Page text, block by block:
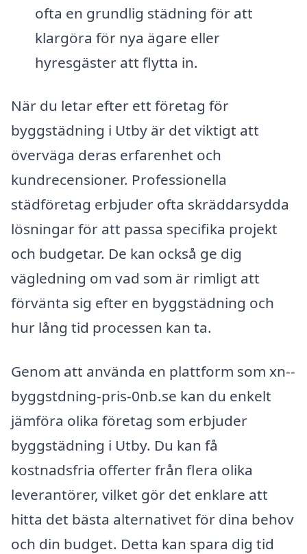
ofta en grundlig städning för att
klargöra för nya ägare eller
hyresgäster att flytta in.
När du letar efter ett företag för
byggstädning i Utby är det viktigt att
överväga deras erfarenhet och
kundrecensioner. Professionella
städföretag erbjuder ofta skräddarsydda
lösningar för att passa specifika projekt
och budgetar. De kan också ge dig
vägledning om vad som är rimligt att
förvänta sig efter en byggstädning och
hur lång tid processen kan ta.
Genom att använda en plattform som xn--
byggstdning-pris-0nb.se kan du enkelt
jämföra olika företag som erbjuder
byggstädning i Utby. Du kan få
kostnadsfria offerter från flera olika
leverantörer, vilket gör det enklare att
hitta det bästa alternativet för dina behov
och din budget. Detta kan spara dig tid